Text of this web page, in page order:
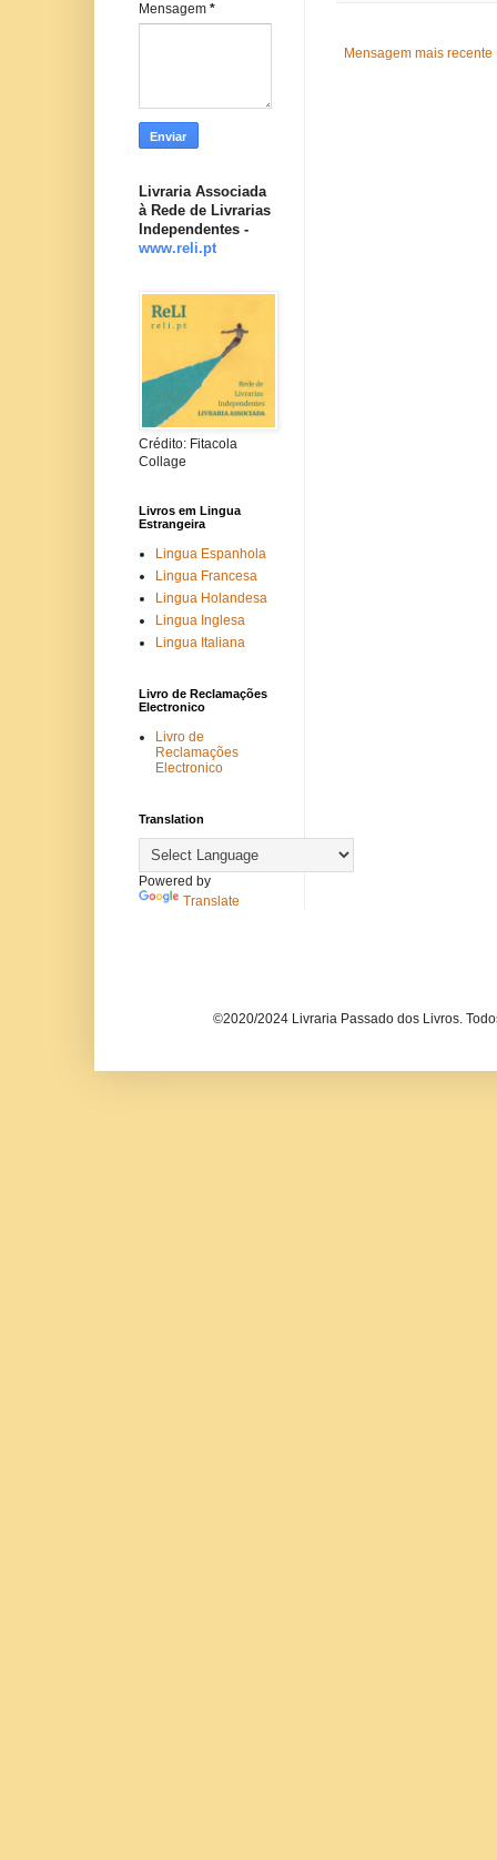
Mensagem mais recente
Mensagem *
Livraria Associada
à Rede de Livrarias
Independentes -
www.reli.pt
Crédito: Fitacola
Collage
Livros em Lingua
Estrangeira
Lingua Espanhola
Lingua Francesa
Lingua Holandesa
Lingua Inglesa
Lingua Italiana
Livro de Reclamações
Electronico
Livro de
Reclamações
Electronico
Translation
Powered by
Translate
©2020/2024 Livraria Passado dos Livros.